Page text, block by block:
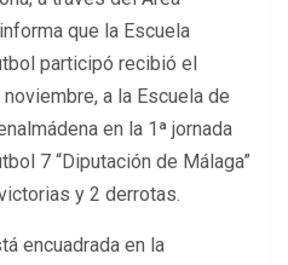
que la Escuela
participó recibió el
a la Escuela de
en la 1ª jornada
7 “Diputación de Málaga”
y 2 derrotas.
encuadrada en la